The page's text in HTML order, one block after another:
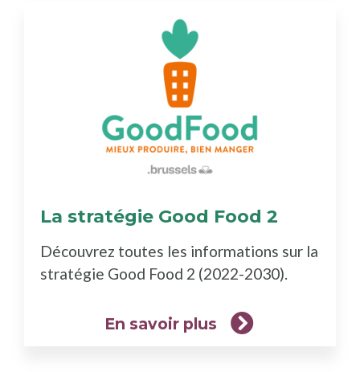
La stratégie Good Food 2
plus)
Découvrez toutes les informations sur la
stratégie Good Food 2 (2022-2030).
En savoir plus